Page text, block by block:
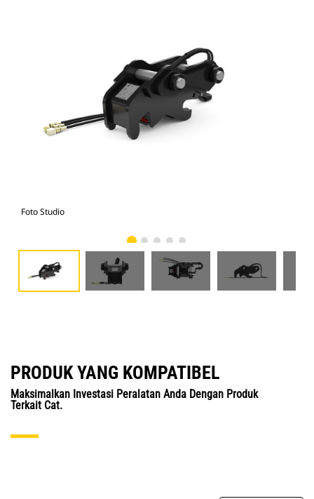
Foto Studio
PRODUK YANG KOMPATIBEL
Maksimalkan Investasi Peralatan Anda Dengan Produk
Terkait Cat.